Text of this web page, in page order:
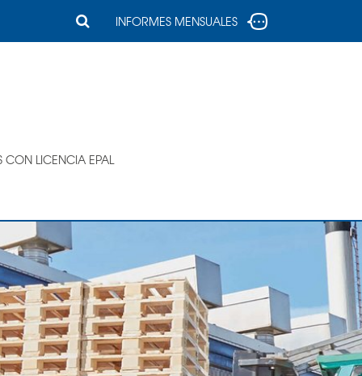
INFORMES MENSUALES
CON LICENCIA EPAL